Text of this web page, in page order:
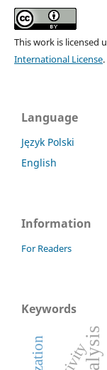
This work is licensed
International License.
Language
Język Polski
English
Information
For Readers
Keywords